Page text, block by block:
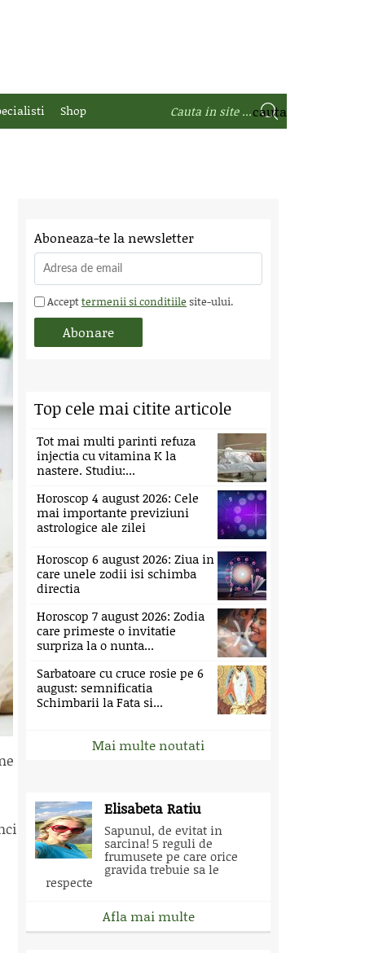
Shop
Aboneaza-te la newsletter
Accepttermenii si conditiile site-ului.
Top cele mai citite articole
Tot mai multi parinti refuza
injectia cu vitamina K la
nastere. Studiu:...
Horoscop 4 august 2026: Cele
mai importante previziuni
astrologice ale zilei
Horoscop 6 august 2026: Ziua in
care unele zodii isi schimba
directia
Horoscop 7 august 2026: Zodia
care primeste o invitatie
surpriza la o nunta...
Sarbatoare cu cruce rosie pe 6
august: semnificatia
Schimbarii la Fata si...
Mai multe noutati
Elisabeta Ratiu
Sapunul, de evitat in
sarcina! 5 reguli de
frumusete pe care orice
gravida trebuie sa le
respecte
Afla mai multe